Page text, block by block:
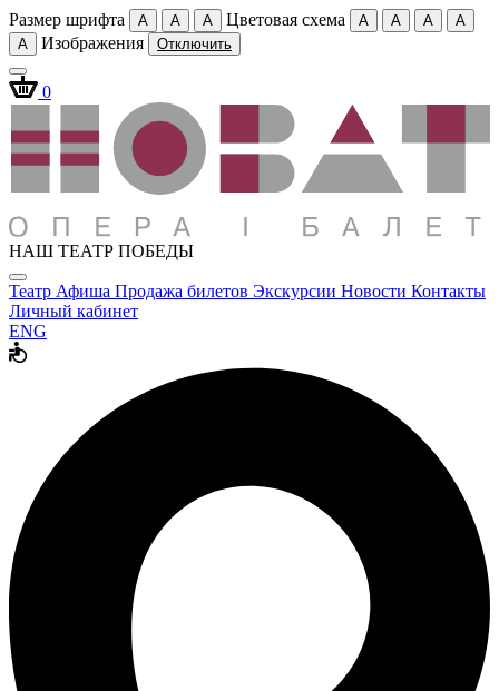
Размер шрифта A A A Цветовая схема A A A
A
A
Изображения Отключить
0
НАШ ТЕАТР ПОБЕДЫ
Театр Афиша Продажа билетов Экскурсии Новости Контакты
Личный кабинет
ENG